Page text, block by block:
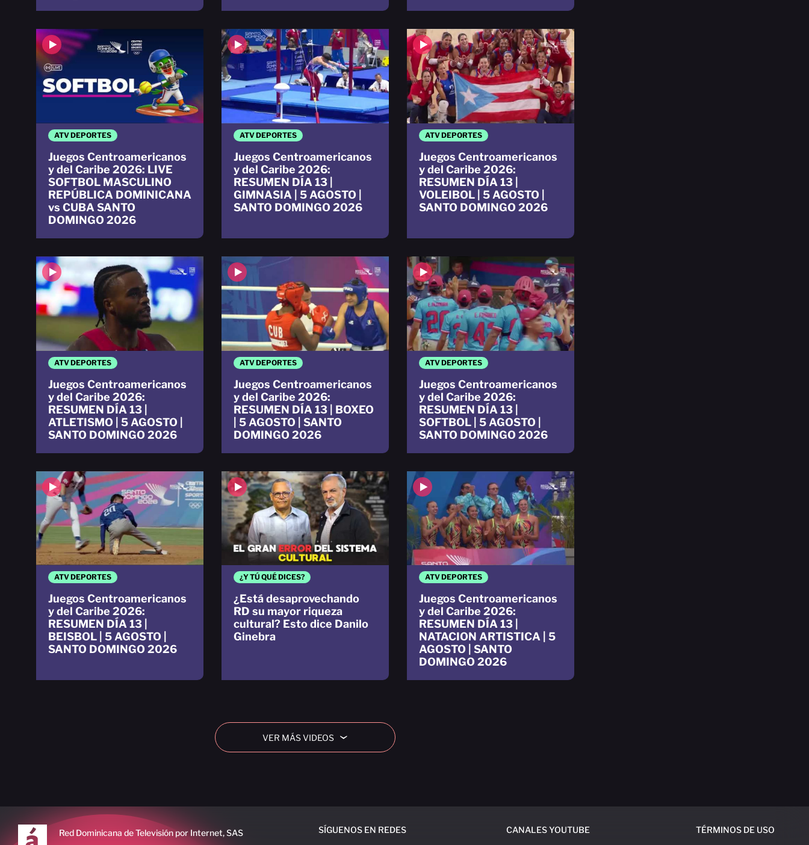
ATV DEPORTES
Juegos Centroamericanos
y del Caribe 2026: LIVE
SOFTBOL MASCULINO
REPÚBLICA DOMINICANA
vs CUBA SANTO
DOMINGO 2026
ATV DEPORTES
Juegos Centroamericanos
y del Caribe 2026:
RESUMEN DÍA 13 |
GIMNASIA | 5 AGOSTO |
SANTO DOMINGO 2026
ATV DEPORTES
Juegos Centroamericanos
y del Caribe 2026:
RESUMEN DÍA 13 |
VOLEIBOL | 5 AGOSTO |
SANTO DOMINGO 2026
ATV DEPORTES
Juegos Centroamericanos
y del Caribe 2026:
RESUMEN DÍA 13 |
ATLETISMO | 5 AGOSTO |
SANTO DOMINGO 2026
ATV DEPORTES
Juegos Centroamericanos
y del Caribe 2026:
RESUMEN DÍA 13 | BOXEO
| 5 AGOSTO | SANTO
DOMINGO 2026
ATV DEPORTES
Juegos Centroamericanos
y del Caribe 2026:
RESUMEN DÍA 13 |
SOFTBOL | 5 AGOSTO |
SANTO DOMINGO 2026
ATV DEPORTES
Juegos Centroamericanos
y del Caribe 2026:
RESUMEN DÍA 13 |
BEISBOL | 5 AGOSTO |
SANTO DOMINGO 2026
¿Y TÚ QUÉ DICES?
¿Está desaprovechando
RD su mayor riqueza
cultural? Esto dice Danilo
Ginebra
ATV DEPORTES
Juegos Centroamericanos
y del Caribe 2026:
RESUMEN DÍA 13 |
NATACION ARTISTICA | 5
AGOSTO | SANTO
DOMINGO 2026
VER MÁS VIDEOS ›
Red Dominicana de Televisión por Internet, SAS
CANALES YOUTUBE
SÍGUENOS EN REDES TÉRMINOS DE USO